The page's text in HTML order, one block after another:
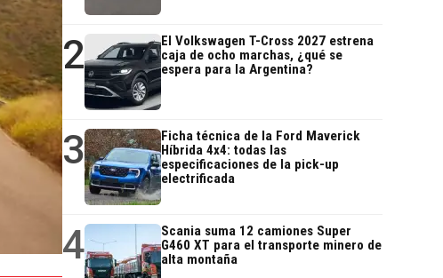
2
El Volkswagen T-Cross 2027 estrena
caja de ocho marchas, ¿qué se
espera para la Argentina?
3
Ficha técnica de la Ford Maverick
Híbrida 4x4: todas las
especificaciones de la pick-up
electrificada
4
Scania suma 12 camiones Super
G460 XT para el transporte minero de
alta montaña